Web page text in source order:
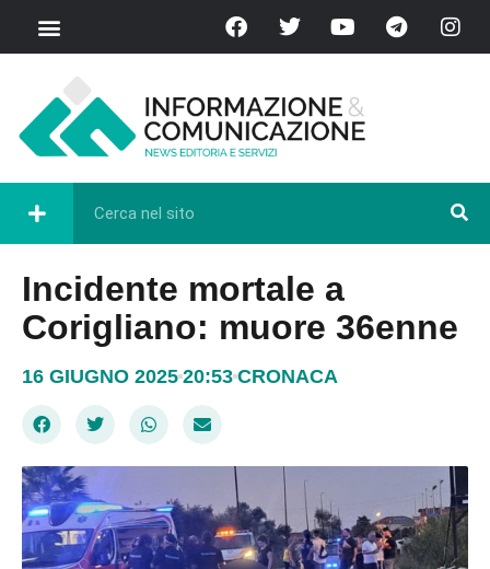
Incidente mortale a
Corigliano: muore 36enne
16 GIUGNO 2025 20:53 CRONACA